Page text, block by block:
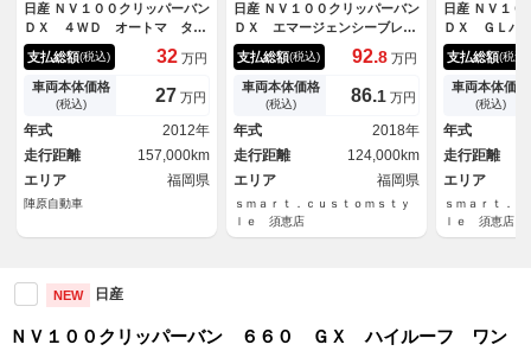
日産 ＮＶ１００クリッパーバン
ＤＸ ４ＷＤ オートマ タイ
ミングベルト交換済 エアコ
ン パワステ 運転席助手席エ
アバック 両側スライドドア
積載量３５０ｋｇ
支払総額(税込) 32 万円
車両本体価格
(税込) 27 万円
年式
2012年
走行距離
157,000km
エリア
福岡県
陣原自動車
日産 ＮＶ１００クリッパーバン
ＤＸ エマージェンシーブレー
キパッケージ ハイルーフ ｓ
ｍａｒｔカラーパッケージ
支払総額(税込) 92.8 万円
車両本体価格
(税込) 86.1 万円
年式
2018年
走行距離
124,000km
エリア
福岡県
ｓｍａｒｔ．ｃｕｓｔｏｍｓｔｙ
ｌｅ 須恵店
日産 ＮＶ１０
ＤＸ ＧＬパ
ーフ ｓｍａ
ージ
支払総額(税込)
車両本体価格
(税込)
年式
走行距離
エリア
ｓｍａｒｔ．
ｌｅ 須恵店
NEW 日産
ＮＶ１００クリッパーバン ６６０ ＧＸ ハイルーフ ワン